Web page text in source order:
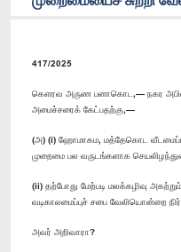
417/2025
கௌரவ அருண பனாகொட,— நகர
அமைச்சரைக் கேட்பதற்கு,—
(அ) (i) ஹோமாகம, மத்தேகொட
முறைமை பல வருடங்களாக
(ii) தற்போது மேற்படி மலக்கழிவு
வடிகாலமைப்புச் சபை வேலியொன்றை
அவர் அறிவாரா?